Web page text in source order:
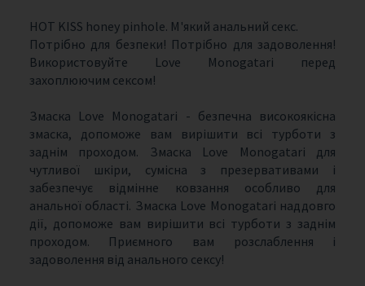
HOT KISS honey pinhole. М'який анальний секс.
Потрібно для безпеки! Потрібно для задоволення!
Використовуйте Love Monogatari перед
захоплюючим сексом!
Змаска Love Monogatari - безпечна високоякісна
змаска, допоможе вам вирішити всі турботи з
заднім проходом. Змаска Love Monogatari для
чутливої ​​шкіри, сумісна з презервативами і
забезпечує відмінне ковзання особливо для
анальної області. Змаска Love Monogatari наддовго
дії, допоможе вам вирішити всі турботи з заднім
проходом. Приємного вам розслаблення і
задоволення від анального сексу!